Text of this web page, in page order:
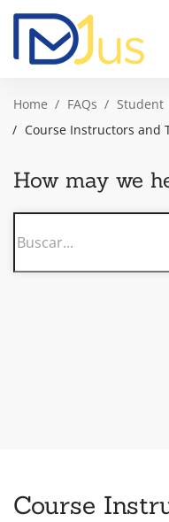
Home FAQs Student
Course Instructors and
How may we
Course